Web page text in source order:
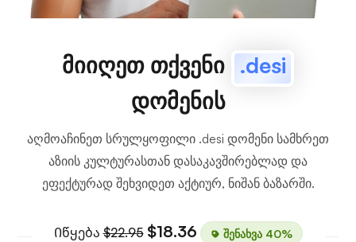
მიიღეთ თქვენი .desi
დომენის
აღმოაჩინეთ სრულყოფილი .desi დომენი სამხრეთ
აზიის კულტურასთან დასაკავშირებლად და
ეფექტურად შეხვიდეთ აქტიურ, ნიშან ბაზარში.
Იწყება$22.95 $18.36 შენახვა 40%